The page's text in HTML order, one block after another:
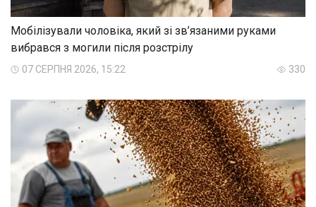
Мобілізували чоловіка, який зі зв’язаними руками
вибрався з могили після розстрілу
07 СЕРПНЯ 2026, 15:22 330